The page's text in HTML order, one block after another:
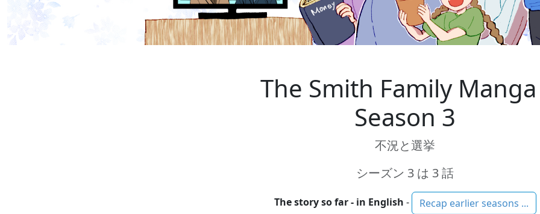
The Smith Family
Season 3
不況と選挙
シーズン 3 は 3 話
The story so far - in English - Recap earlier seasons ...